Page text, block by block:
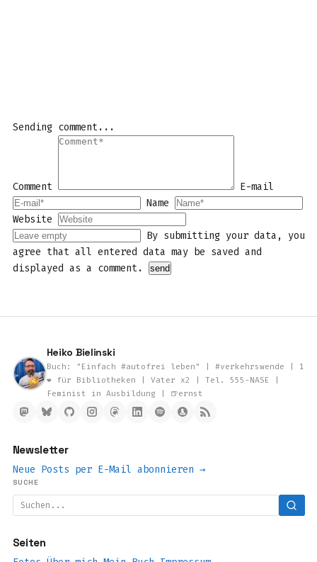
Sending comment...
Comment
E-mail
Name
Website
By submitting your data, you
agree that all entered data may be saved and
displayed as a comment.
Heiko Bielinski
Buch: "Einfach #autofrei leben" | #verkehrswende | 1
❤️ für Bibliotheken | Vater x2 | Tel. 555-NASE |
Feminist in Ausbildung | 🍺ernst
Newsletter
Neue Posts per E-Mail abonnieren →
SUCHE
Seiten